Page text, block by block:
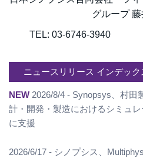
グループ
TEL: 03-6746-3940
ニュースリリース インデック
NEW 2026/8/4 - Synopsys、村田
計・開発・製造におけるシミュ
に支援
2026/6/17 - シノプシス、